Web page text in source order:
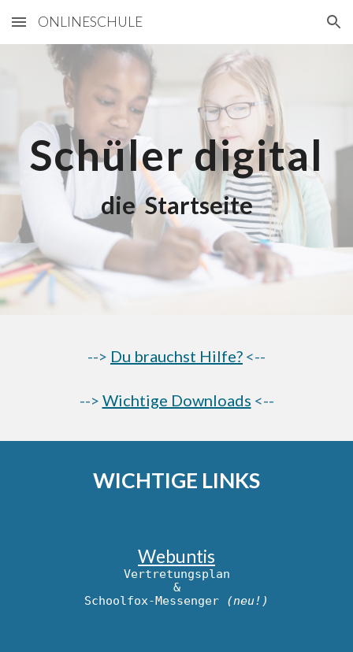
Skip to main content Skip to navigation
ONLINESCHULE
Schüler digital
die Startseite
--> Du brauchst Hilfe? <--
--> Wichtige Downloads <--
WICHTIGE LINKS
Webuntis
Vertretungsplan
&
Schoolfox-Messenger (neu!)